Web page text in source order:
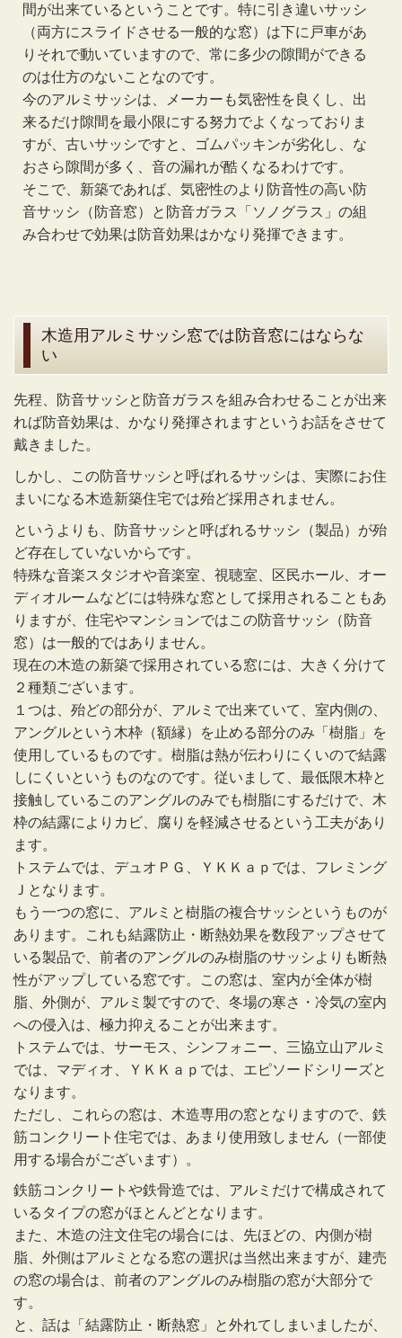
間が出来ているということです。特に引き違いサッシ
（両方にスライドさせる一般的な窓）は下に戸車があ
りそれで動いていますので、常に多少の隙間ができる
のは仕方のないことなのです。
今のアルミサッシは、メーカーも気密性を良くし、出
来るだけ隙間を最小限にする努力でよくなっておりま
すが、古いサッシですと、ゴムパッキンが劣化し、な
おさら隙間が多く、音の漏れが酷くなるわけです。
そこで、新築であれば、気密性のより防音性の高い防
音サッシ（防音窓）と防音ガラス「ソノグラス」の組
み合わせで効果は防音効果はかなり発揮できます。
木造用アルミサッシ窓では防音窓にはならな
い
先程、防音サッシと防音ガラスを組み合わせることが出来
れば防音効果は、かなり発揮されますというお話をさせて
戴きました。
しかし、この防音サッシと呼ばれるサッシは、実際にお住
まいになる木造新築住宅では殆ど採用されません。
というよりも、防音サッシと呼ばれるサッシ（製品）が殆
ど存在していないからです。
特殊な音楽スタジオや音楽室、視聴室、区民ホール、オー
ディオルームなどには特殊な窓として採用されることもあ
りますが、住宅やマンションではこの防音サッシ（防音
窓）は一般的ではありません。
現在の木造の新築で採用されている窓には、大きく分けて
２種類ございます。
１つは、殆どの部分が、アルミで出来ていて、室内側の、
アングルという木枠（額縁）を止める部分のみ「樹脂」を
使用しているものです。樹脂は熱が伝わりにくいので結露
しにくいというものなのです。従いまして、最低限木枠と
接触しているこのアングルのみでも樹脂にするだけで、木
枠の結露によりカビ、腐りを軽減させるという工夫があり
ます。
トステムでは、デュオＰＧ、ＹＫＫａｐでは、フレミング
Ｊとなります。
もう一つの窓に、アルミと樹脂の複合サッシというものが
あります。これも結露防止・断熱効果を数段アップさせて
いる製品で、前者のアングルのみ樹脂のサッシよりも断熱
性がアップしている窓です。この窓は、室内が全体が樹
脂、外側が、アルミ製ですので、冬場の寒さ・冷気の室内
への侵入は、極力抑えることが出来ます。
トステムでは、サーモス、シンフォニー、三協立山アルミ
では、マディオ、ＹＫＫａｐでは、エピソードシリーズと
なります。
ただし、これらの窓は、木造専用の窓となりますので、鉄
筋コンクリート住宅では、あまり使用致しません（一部使
用する場合がございます）。
鉄筋コンクリートや鉄骨造では、アルミだけで構成されて
いるタイプの窓がほとんどとなります。
また、木造の注文住宅の場合には、先ほどの、内側が樹
脂、外側はアルミとなる窓の選択は当然出来ますが、建売
の窓の場合は、前者のアングルのみ樹脂の窓が大部分で
す。
と、話は「結露防止・断熱窓」と外れてしまいましたが、